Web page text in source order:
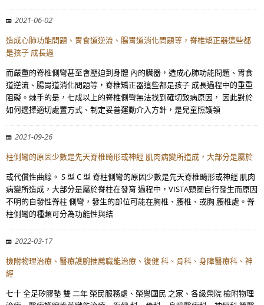
2021-06-02
造成心肺功能問題、胃食道逆流、腸胃道消化問題等，脊椎矯正器這些都
是孩子 成長過
而嚴重的脊椎側彎甚至會壓迫到身體 內的臟器，造成心肺功能問題、胃食
道逆流、腸胃道消化問題等，脊椎矯正器這些都是孩子 成長過程中的重重
阻礙。棘手的是，七成以上的脊椎側彎無法找到確切致病原因， 因此對於
如何選擇適切處置方式、制定妥善運動介入方針，是兒童照護領
2021-09-26
柱側彎的原因少數是先天脊椎畸形或神經 肌肉病變所造成，大部分是屬於
或代償性曲線。 S 型 C 型 脊柱側彎的原因少數是先天脊椎畸形或神經 肌肉
病變所造成，大部分是屬於脊柱在發育 過程中，VISTA頸圈自行發生而原因
不明的自發性脊柱 側彎，發生的部位可能在胸椎、腰椎、或胸 腰椎處。脊
柱側彎的種類可分為功能性與結
2022-03-17
檢附物理治療、醫療護腕推薦職能治療、復健 科、骨科、身障醫療科、神
經
七十 全足矽膠墊 雙 二年 榮民服務處、榮譽國民 之家、各級榮院 檢附物理